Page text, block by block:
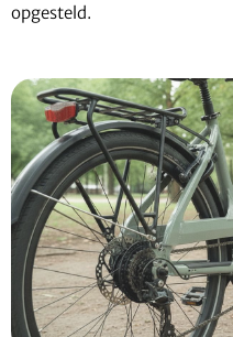
opgesteld.